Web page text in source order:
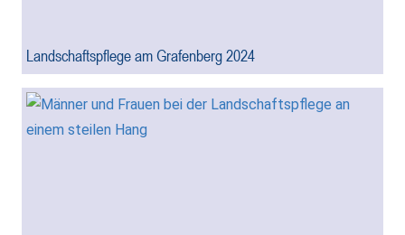
Landschaftspflege am Grafenberg 2024